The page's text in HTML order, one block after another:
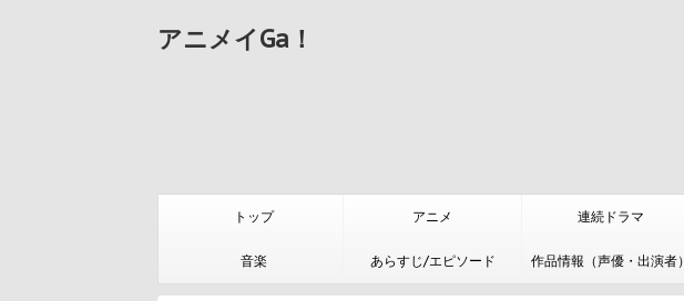
アニメイGa！
トップ アニメ 連続ドラマ
音楽 あらすじ/エピソード 作品情報（声優・出演者）